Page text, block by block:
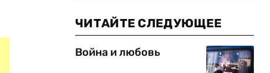
ЧИТАЙТЕ СЛЕДУЮЩЕЕ
Война и любовь